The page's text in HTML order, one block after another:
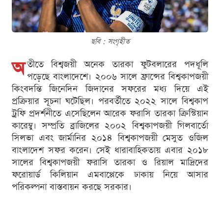
ছবি : সংগৃহীত
অ তীতে বিশ্বজয়ী অনেক তারকা ফুটবলারের পদধূলি
পড়েছে বাংলাদেশে। ২০০৬ সালে ফ্রান্সের বিশ্বকাপজয়ী
কিংবদন্তি জিনেদিন জিদানের সফরের মধ্য দিয়ে এই
প্রক্রিয়ার সূচনা ঘটেছিল। পরবর্তীতে ২০২২ সালে বিশ্বকাপ
ট্রফি প্রদর্শনীতে এসেছিলেন আরেক ফরাসি তারকা ক্রিস্টিয়ান
কারেম্বু। সম্প্রতি ব্রাজিলের ২০০২ বিশ্বকাপজয়ী গিলবার্তো
সিলভা এবং জার্মানির ২০১৪ বিশ্বকাপজয়ী মেসুত ওজিল
বাংলাদেশ সফর করেন। সেই ধারাবাহিকতায় এবার ২০১৮
সালের বিশ্বকাপজয়ী ফরাসি তারকা ও রিয়াল মাদ্রিদের
ফরোয়ার্ড কিলিয়ান এমবাপ্পেকে ঢাকায় নিয়ে আসার
পরিকল্পনা বাস্তবায়ন করছে সরকার।